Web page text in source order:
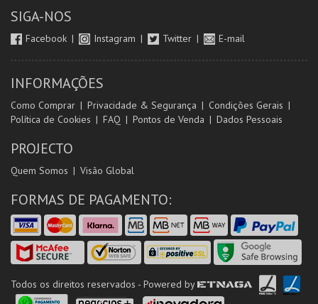
SIGA-NOS
Facebook Instagram Twitter E-mail
INFORMAÇÕES
Como Comprar Privacidade & Segurança
Condições Gerais
Política de Cookies
FAQ Pontos de Venda Dados Pessoais
PROJECTO
Quem Somos Visão Global
FORMAS DE PAGAMENTO:
Todos os direitos reservados - Powered by ETNAGA